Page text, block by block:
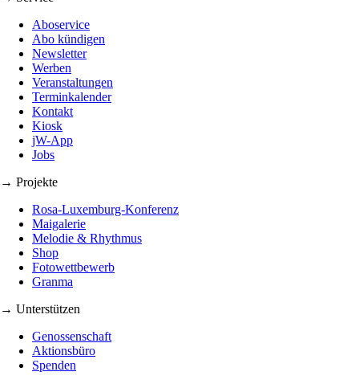
Aboservice
Abo kündigen
Newsletter
Werben
Veranstaltungen
Terminkalender
Kontakt
Kiosk
jW-App
Jobs
→ Projekte
Rosa-Luxemburg-Konferenz
Maigalerie
Melodie & Rhythmus
Shop
Fotowettbewerb
Granma
→ Unterstützen
Genossenschaft
Aktionsbüro
Spenden